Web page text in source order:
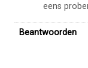
eens
Beantwoorden